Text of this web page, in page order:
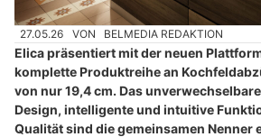
27.05.26 VON BELMEDIA REDAKTION
Elica präsentiert mit der neuen
komplette Produktreihe an
von nur 19,4 cm. Das
Design, intelligente und intuitive
Qualität sind die gemeinsamen Nenner